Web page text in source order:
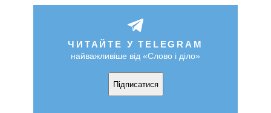
ЧИТАЙТЕ У TELEGRAM
найважливіше від «Слово і діло»
Підписатися